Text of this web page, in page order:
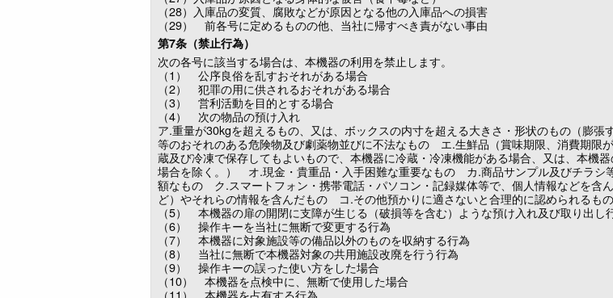
（28）入庫品の変質、腐敗などが原因となる他の入庫品への損害
（29） 前各号に定めるものの他、当社に帰すべき責がない事由
第7条（禁止行為）
次の各号に該当する場合は、本機器の利用を禁止します。
（1） 公序良俗を乱すおそれがある場合
（2） 犯罪の用に供されるおそれがある場合
（3） 営利活動を目的とする場合
（4） 次の物品の預け入れ
ア.重量が30kgを超えるもの、又は、ボックスの内寸を超える大きさ・形状のもの（
等のおそれのある危険物及び劇薬物並びに不法なもの エ.生鮮品（賞味期限、消費期限
蔵及び冷凍で保存してもよいもので、本機器に冷蔵・冷凍機能がある場合、又は、本機
場合を除く。） オ.現金・貴重品・入手困難な重要なもの カ.商品サンプル及びチラ
額なもの ク.スマートフォン・携帯電話・パソコン・記録媒体等で、個人情報などを
ど）やそれらの情報を含んだもの コ.その他預かりに適さないと合理的に認められるもの
（5） 本機器の扉の開閉に支障が生じる（破損等を含む）ような預け入れ及び取り出し
（6） 操作キーを当社に無断で変更する行為
（7） 本機器に対象施設等の備品以外のものを収納する行為
（8） 当社に無断で本機器対象の共用施設改廃を行う行為
（9） 操作キーの誤った使い方をした場合
（10） 本機器を点検中に、無断で使用した場合